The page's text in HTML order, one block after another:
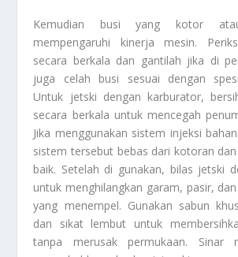
Kemudian busi yang kotor
mempengaruhi kinerja mesin.
secara berkala dan gantilah jika di
juga celah busi sesuai dengan
Untuk jetski dengan karburator,
secara berkala untuk mencegah
Jika menggunakan sistem injeksi
sistem tersebut bebas dari kotoran
baik. Setelah di gunakan, bilas jetski
untuk menghilangkan garam, pasir,
yang menempel. Gunakan sabun
dan sikat lembut untuk
tanpa merusak permukaan. Sinar